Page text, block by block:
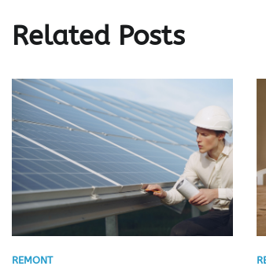
Related Posts
REMONT